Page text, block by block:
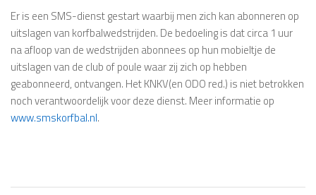
Er is een SMS-dienst gestart waarbij men zich kan abonneren op
uitslagen van korfbalwedstrijden. De bedoeling is dat circa 1 uur
na afloop van de wedstrijden abonnees op hun mobieltje de
uitslagen van de club of poule waar zij zich op hebben
geabonneerd, ontvangen. Het KNKV(en ODO red.) is niet betrokken
noch verantwoordelijk voor deze dienst. Meer informatie op
www.smskorfbal.nl.